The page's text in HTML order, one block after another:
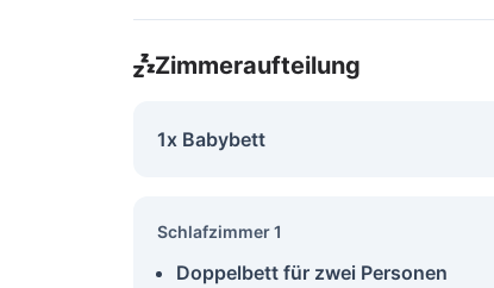
Zimmeraufteilung
1x Babybett
Schlafzimmer 1
Doppelbett für zwei Personen